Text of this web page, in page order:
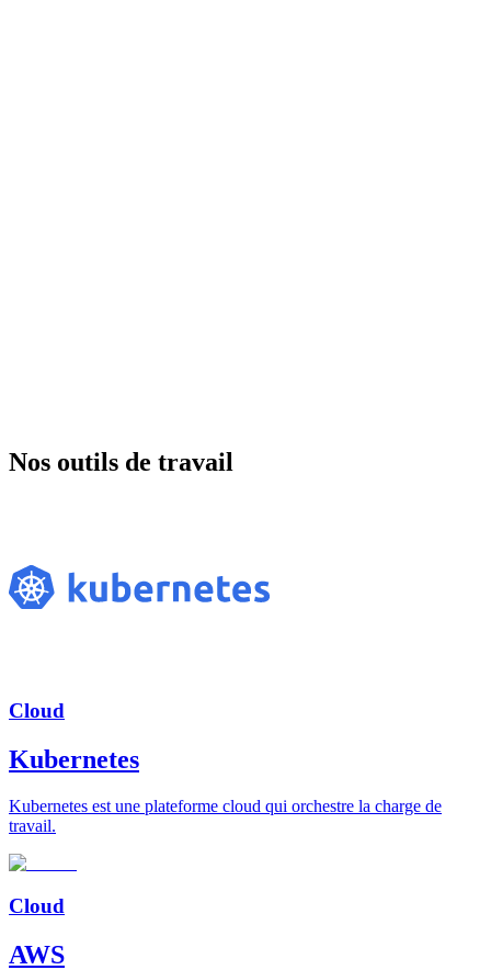
Nos outils de travail
Cloud
Kubernetes
Kubernetes est une plateforme cloud qui orchestre la charge de
travail.
Cloud
AWS